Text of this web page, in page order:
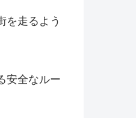
を走るよう
安全なルー